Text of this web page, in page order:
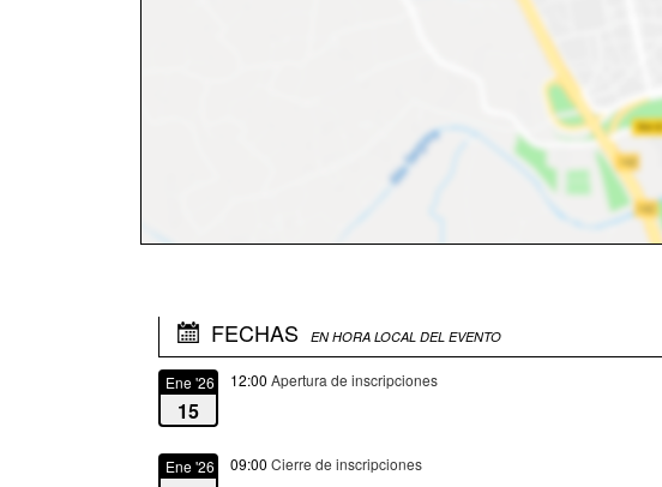
FECHAS EN HORA LOCAL DEL EVENTO
Ene '26
15
12:00 Apertura de inscripciones
Ene '26 09:00 Cierre de inscripciones